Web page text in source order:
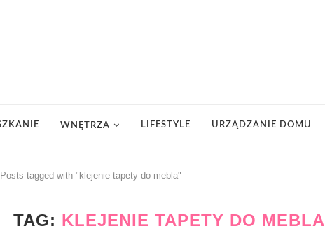
WNĘTRZA LIFESTYLE URZĄDZANIE DOMU
Posts tagged with "klejenie tapety do mebla"
TAG: KLEJENIE TAPETY DO MEBLA